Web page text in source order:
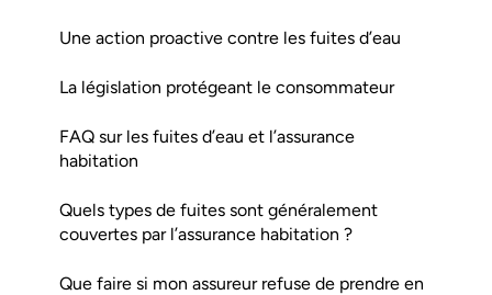
Une action proactive contre les fuites d’eau
La législation protégeant le consommateur
FAQ sur les fuites d’eau et l’assurance
habitation
Quels types de fuites sont généralement
couvertes par l’assurance habitation ?
Que faire si mon assureur refuse de prendre en